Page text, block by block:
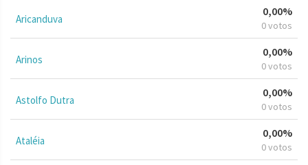
Aricanduva
0,00%
0 votos
Arinos
0,00%
0 votos
Astolfo Dutra
0,00%
0 votos
Ataléia
0,00%
0 votos